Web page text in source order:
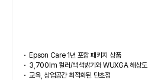
Epson Care 1년 포함 패키지 상품
3,700lm 컬러/백색밝기와 WUXGA 해상도
교육, 상업공간 최적화된 단초점